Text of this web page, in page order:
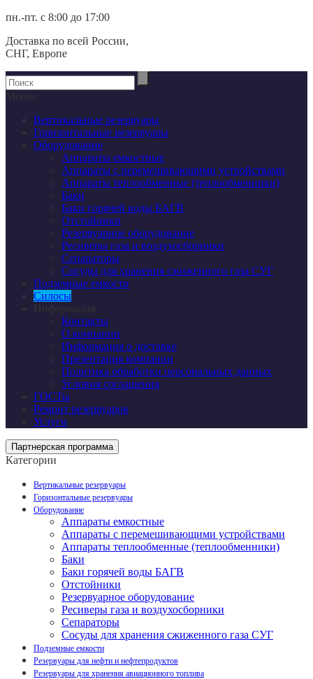
пн.-пт. с 8:00 до 17:00
Доставка по всей России,
СНГ, Европе
Вертикальные резервуары
Горизонтальные резервуары
Оборудование
Аппараты емкостные
Аппараты с перемешивающими устройствами
Аппараты теплообменные (теплообменники)
Баки
Баки горячей воды БАГВ
Отстойники
Резервуарное оборудование
Ресиверы газа и воздухосборники
Сепараторы
Сосуды для хранения сжиженного газа СУГ
Подземные емкости
Силосы
Контакты
О компании
Информация о доставке
Презентация компании
Политика обработки персональных данных
Условия соглашения
ГОСТы
Ремонт резервуаров
Услуги
Партнерская программа
Категории
Вертикальные резервуары
Горизонтальные резервуары
Оборудование
Аппараты емкостные
Аппараты с перемешивающими устройствами
Аппараты теплообменные (теплообменники)
Баки
Баки горячей воды БАГВ
Отстойники
Резервуарное оборудование
Ресиверы газа и воздухосборники
Сепараторы
Сосуды для хранения сжиженного газа СУГ
Подземные емкости
Резервуары для нефти и нефтепродуктов
Резервуары для хранения авиационного топлива